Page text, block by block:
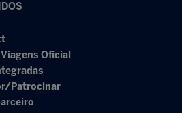
Oficial
Patrocinar